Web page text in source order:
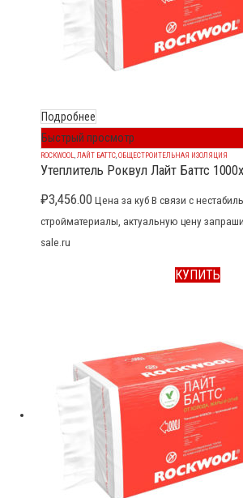
Подробнее
Быстрый просмотр
ROCKWOOL ЛАЙТ БАТТС ОБЩЕСТРОИТЕЛЬНАЯ ИЗОЛЯЦИЯ
Утеплитель Роквул Лайт Баттс
₽3,456.00 Цена за куб В связи с
стройматериалы, актуальную цену
sale.ru
КУПИТЬ